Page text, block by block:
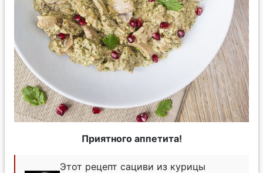
Приятного аппетита!
Этот рецепт сациви из курицы